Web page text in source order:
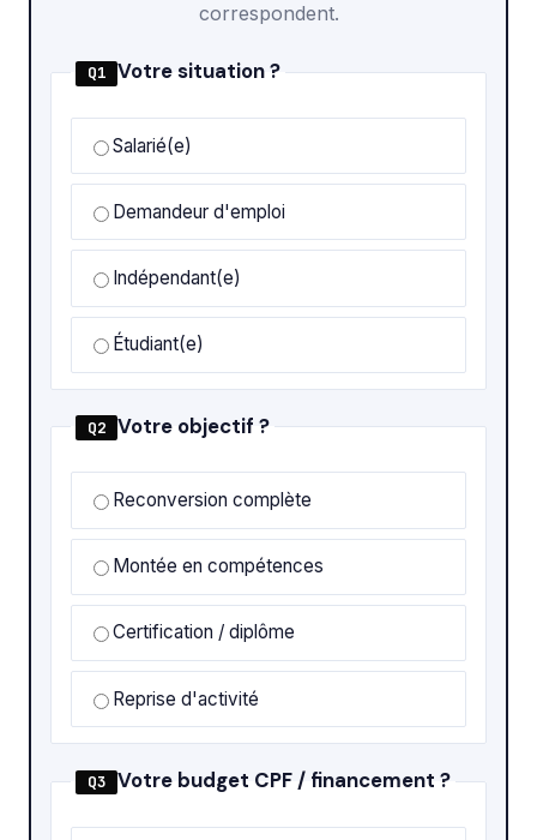
correspondent.
Q1 Votre situation ?
Salarié(e)
Demandeur d'emploi
Indépendant(e)
Étudiant(e)
Q2 Votre objectif ?
Reconversion complète
Montée en compétences
Certification / diplôme
Reprise d'activité
Q3 Votre budget CPF / financement ?